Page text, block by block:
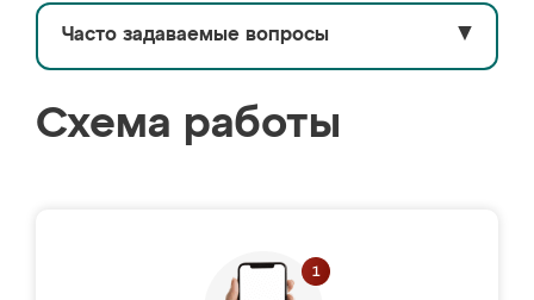
Часто задаваемые вопросы ▼
Схема работы